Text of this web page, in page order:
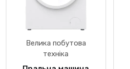
Велика побутова
техніка